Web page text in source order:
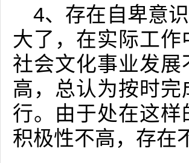
4、存在自卑意
大了，在实际工
社会文化事业发
高，总认为按时
行。由于处在这
积极性不高，存在